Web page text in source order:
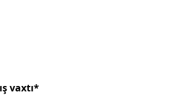
vaxtı*